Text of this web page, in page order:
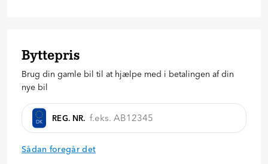
20%
Byttepris
Brug din gamle bil til at hjælpe med i betalingen af din
nye bil
DK REG. NR.
Sådan foregår det